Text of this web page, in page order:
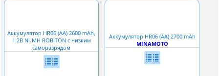
Аккумулятор HR06 (АА) 2600 mAh,
1.2В Ni-MH ROBITON с низким
саморазрядом
Аккумулятор HR06 (АА) 2700 mAh
MINAMOTO